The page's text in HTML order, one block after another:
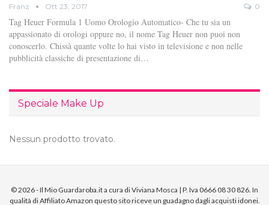
Franz Ott 23, 2017 0
Tag Heuer Formula 1 Uomo Orologio Automatico- Che tu sia un
appassionato di orologi oppure no, il nome Tag Heuer non puoi non
conoscerlo. Chissà quante volte lo hai visto in televisione e non nelle
pubblicità classiche di presentazione di…
Speciale Make Up
Nessun prodotto trovato.
© 2026 - Il Mio Guardaroba.it a cura di Viviana Mosca | P. Iva 0666 08 30 826. In
qualità di Affiliato Amazon questo sito riceve un guadagno dagli acquisti idonei.